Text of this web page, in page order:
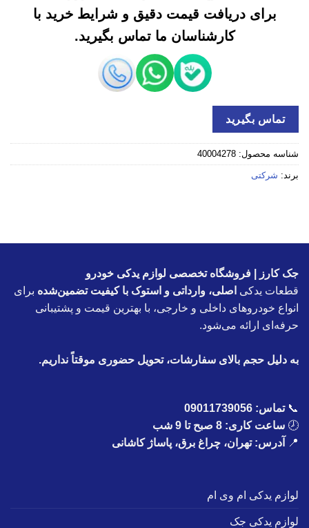
برای دریافت قیمت دقیق و شرایط خرید با
کارشناسان ما تماس بگیرید.
تماس بگیرید
شناسه محصول: 40004278
برند: شرکتی
جک کارز | فروشگاه تخصصی لوازم یدکی خودرو
قطعات یدکی اصلی، وارداتی و استوک با کیفیت تضمین‌شده برای
انواع خودروهای داخلی و خارجی، با بهترین قیمت و پشتیبانی
حرفه‌ای ارائه می‌شود.
به دلیل حجم بالای سفارشات، تحویل حضوری موقتاً نداریم.
📞تماس: 09011739056
🕗 ساعت کاری: 8 صبح تا 9 شب
📍
آدرس: تهران، چراغ برق، پاساژ کاشانی
لوازم یدکی ام وی ام
لوازم یدکی جک